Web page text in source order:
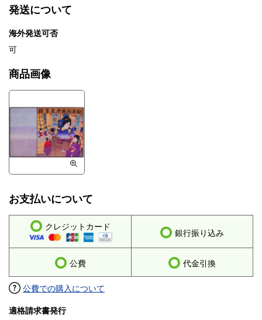
発送について
海外発送可否
可
商品画像
お支払いについて
クレジットカード
銀行振り込み
公費 代金引換
公費での購入について
適格請求書発行